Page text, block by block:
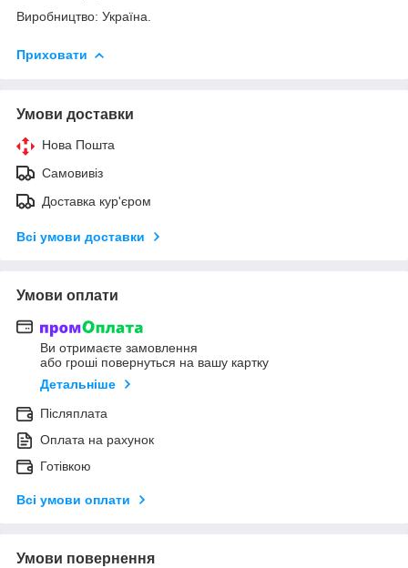
Виробництво: Україна.
Приховати
Умови доставки
Нова Пошта
Самовивіз
Доставка кур'єром
Всі умови доставки
Умови оплати
Ви отримаєте замовлення
або гроші повернуться на вашу картку
Детальніше
Післяплата
Оплата на рахунок
Готівкою
Всі умови оплати
Умови повернення